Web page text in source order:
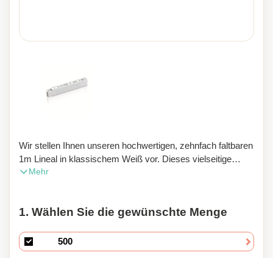
Wir stellen Ihnen unseren hochwertigen, zehnfach faltbaren
1m Lineal in klassischem Weiß vor. Dieses vielseitige
Lineal ist das perfekte Werkzeug für all Ihre
mathematische Probleme lösen. Dank seiner
genaue und leicht ablesbare Messungen. Was unser
zehnfach faltbares 1m Lineal jedoch auszeichnet, ist seine
Mehr
1. Wählen Sie die gewünschte Menge